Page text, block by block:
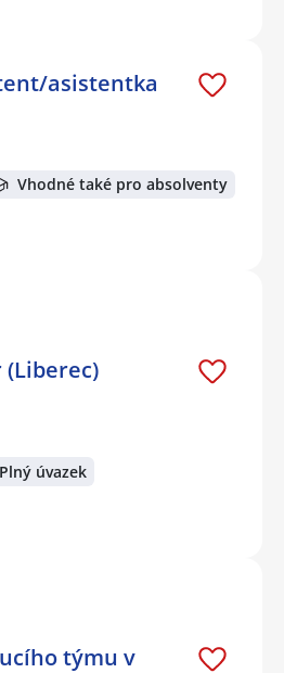
asistentka
Vhodné také pro absolventy
(Liberec)
Plný úvazek
týmu v